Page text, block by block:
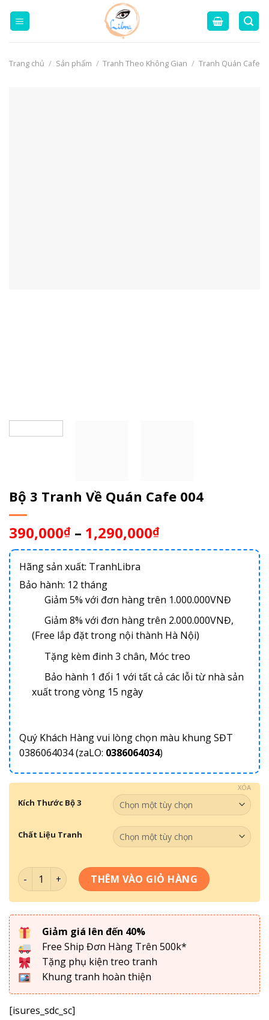
Trang chủ / Sản phẩm / Tranh Theo Không Gian / Tranh Quán Cafe
Bộ 3 Tranh Về Quán Cafe 004
390,000₫ – 1,290,000₫
Hãng sản xuất: TranhLibra
Bảo hành: 12 tháng
Giảm 5% với đơn hàng trên 1.000.000VNĐ
Giảm 8% với đơn hàng trên 2.000.000VNĐ,
(Free lắp đặt trong nội thành Hà Nội)
Tặng kèm đinh 3 chân, Móc treo
Bảo hành 1 đổi 1 với tất cả các lỗi từ nhà sản
xuất trong vòng 15 ngày
Quý Khách Hàng vui lòng chọn màu khung SĐT
0386064034 (zaLO: 0386064034)
Kích Thước Bộ 3
Chất Liệu Tranh
XÓA
Bộ 3 Tranh Về Quán Cafe 004 số lượng
THÊM VÀO GIỎ HÀNG
Giảm giá lên đến 40%
Free Ship Đơn Hàng Trên 500k*
Tặng phụ kiện treo tranh
Khung tranh hoàn thiện
[isures_sdc_sc]